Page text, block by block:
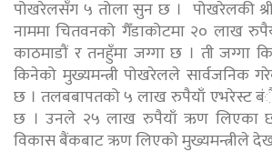
पोखरेलसँग ५ तोला सुन छ । पोखरेलकी
नाममा चितवनको गैँडाकोटमा २० लाख
काठमाडौं र तनहुँमा जग्गा छ । ती जग्गा
किनेको मुख्यमन्त्री पोखरेलले सार्वजनिक
छ । तलबबापतको ५ लाख रुपैयाँ एभरेस्ट
छ । उनले २५ लाख रुपैयाँ ऋण लिएका
विकास बैंकबाट ऋण लिएको मुख्यमन्त्रीले